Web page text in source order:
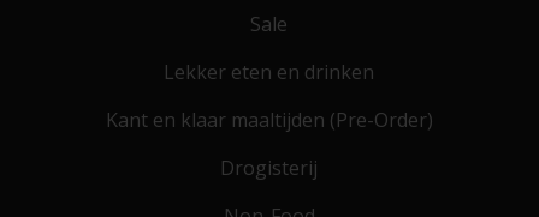
Sale
Lekker eten en drinken
Kant en klaar maaltijden (Pre-Order)
Drogisterij